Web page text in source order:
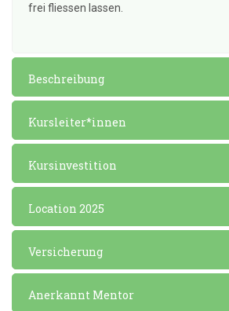
frei fliessen lassen.
Beschreibung
Kursleiter*innen
Kursinvestition
Location 2025
Versicherung
Anerkannt Mentor